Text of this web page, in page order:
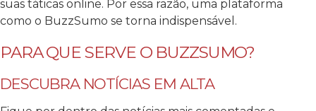
suas táticas online. Por essa razão, uma plataforma
como o BuzzSumo se torna indispensável.
PARA QUE SERVE O BUZZSUMO?
DESCUBRA NOTÍCIAS EM ALTA